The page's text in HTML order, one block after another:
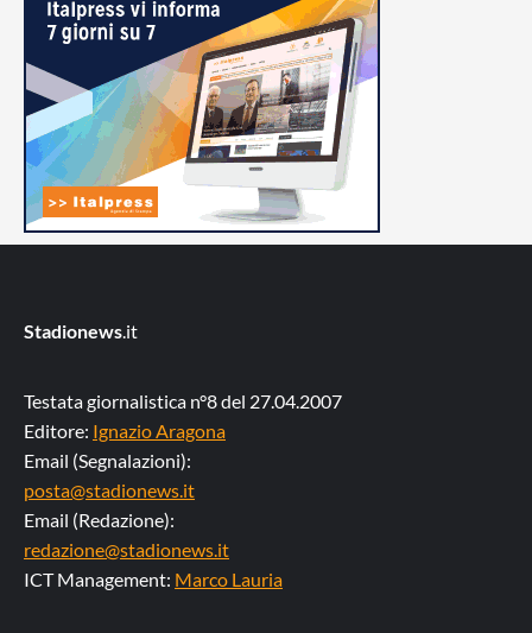
Stadionews .it
Testata giornalistica n°8 del 27.04.2007
Editore: Ignazio Aragona
Email (Segnalazioni):
posta@stadionews.it
Email (Redazione):
redazione@stadionews.it
ICT Management: Marco Lauria